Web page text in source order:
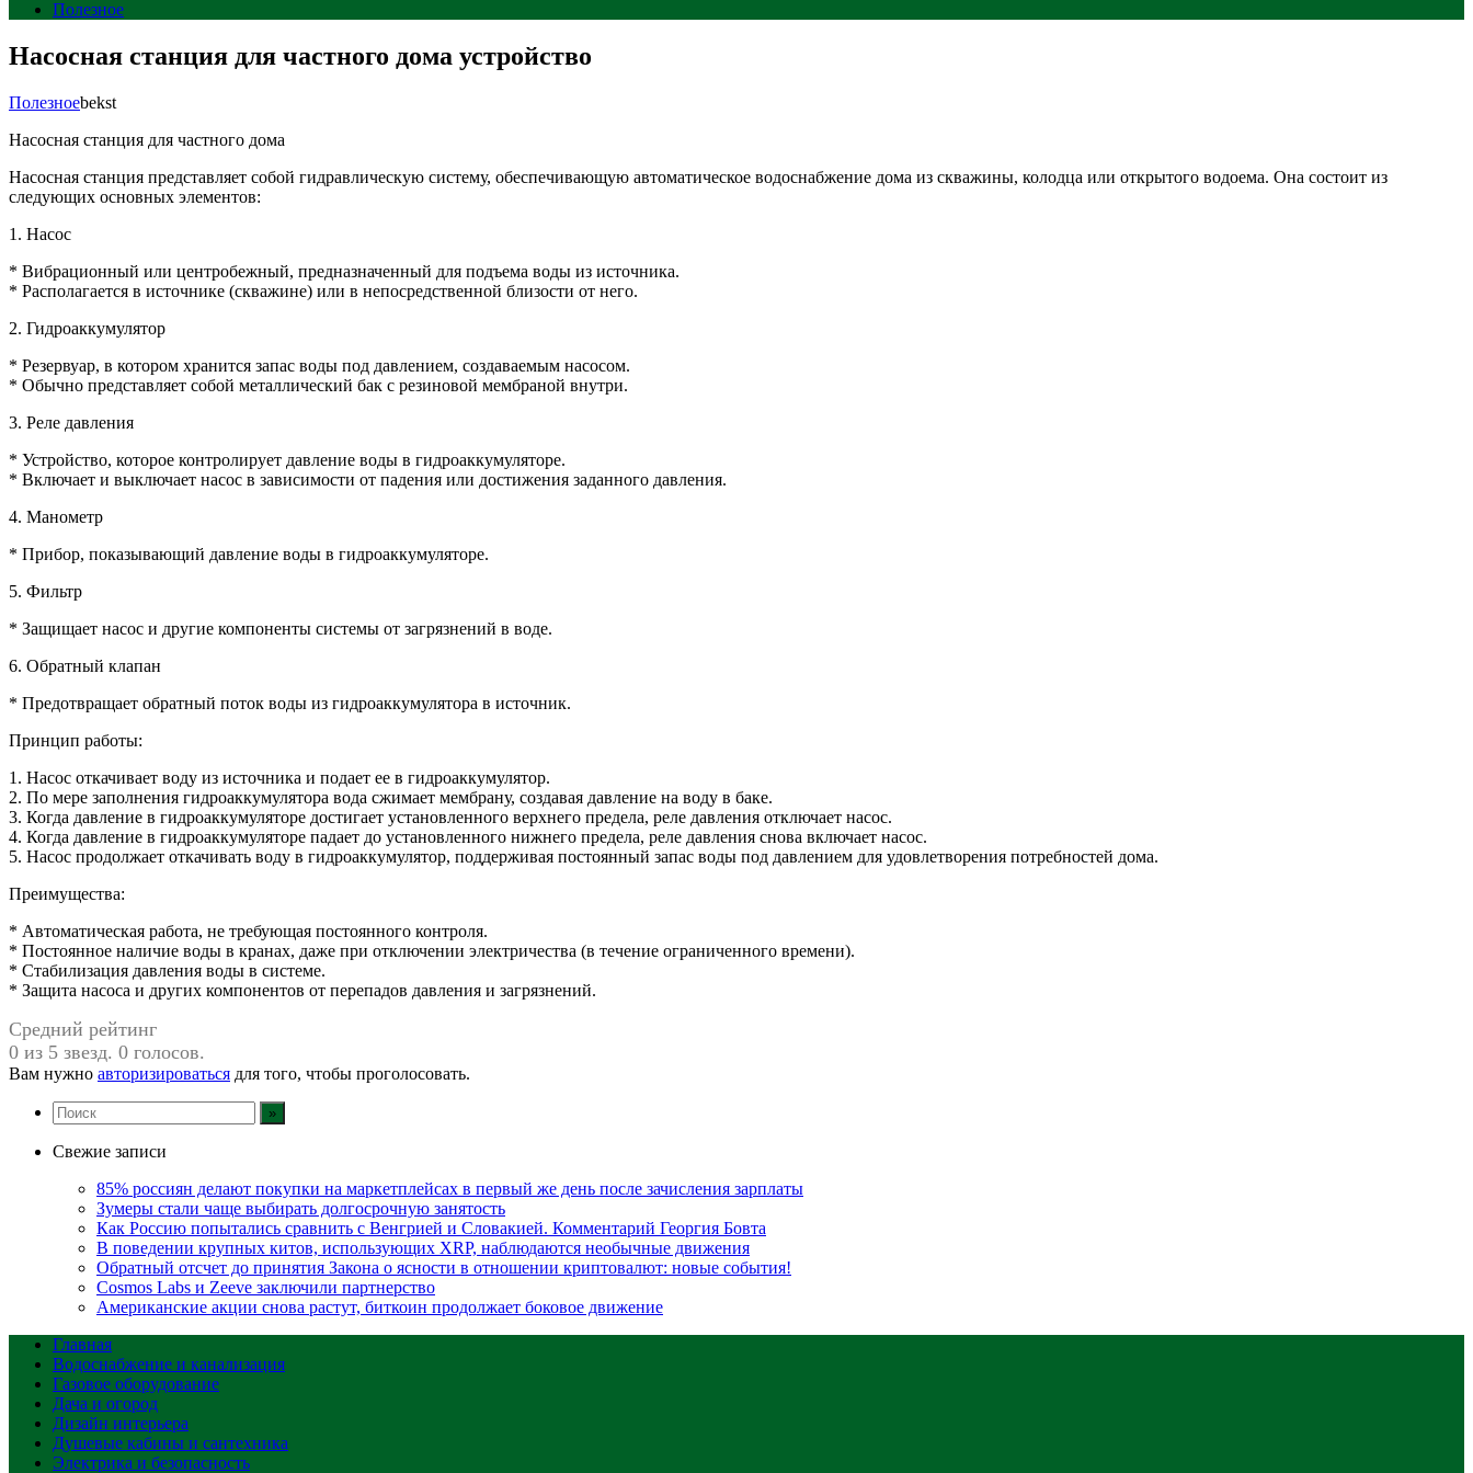
Полезное
Насосная станция для частного дома устройство
Полезноеbekst
Насосная станция для частного дома
Насосная станция представляет собой гидравлическую систему, обеспечивающую автоматическое водоснабжение дома из скважины, колодца или открытого водоема. Она состоит из
следующих основных элементов:
1. Насос
* Вибрационный или центробежный, предназначенный для подъема воды из источника.
* Располагается в источнике (скважине) или в непосредственной близости от него.
2. Гидроаккумулятор
* Резервуар, в котором хранится запас воды под давлением, создаваемым насосом.
* Обычно представляет собой металлический бак с резиновой мембраной внутри.
3. Реле давления
* Устройство, которое контролирует давление воды в гидроаккумуляторе.
* Включает и выключает насос в зависимости от падения или достижения заданного давления.
4. Манометр
* Прибор, показывающий давление воды в гидроаккумуляторе.
5. Фильтр
* Защищает насос и другие компоненты системы от загрязнений в воде.
6. Обратный клапан
* Предотвращает обратный поток воды из гидроаккумулятора в источник.
Принцип работы:
1. Насос откачивает воду из источника и подает ее в гидроаккумулятор.
2. По мере заполнения гидроаккумулятора вода сжимает мембрану, создавая давление на воду в баке.
3. Когда давление в гидроаккумуляторе достигает установленного верхнего предела, реле давления отключает насос.
4. Когда давление в гидроаккумуляторе падает до установленного нижнего предела, реле давления снова включает насос.
5. Насос продолжает откачивать воду в гидроаккумулятор, поддерживая постоянный запас воды под давлением для удовлетворения потребностей дома.
Преимущества:
* Автоматическая работа, не требующая постоянного контроля.
* Постоянное наличие воды в кранах, даже при отключении электричества (в течение ограниченного времени).
* Стабилизация давления воды в системе.
* Защита насоса и других компонентов от перепадов давления и загрязнений.
Средний рейтинг
0 из 5 звезд. 0 голосов.
Вам нужно авторизироваться для того, чтобы проголосовать.
Свежие записи
85% россиян делают покупки на маркетплейсах в первый же день после зачисления зарплаты
Зумеры стали чаще выбирать долгосрочную занятость
Как Россию попытались сравнить с Венгрией и Словакией. Комментарий Георгия Бовта
В поведении крупных китов, использующих XRP, наблюдаются необычные движения
Обратный отсчет до принятия Закона о ясности в отношении криптовалют: новые события!
Cosmos Labs и Zeeve заключили партнерство
Американские акции снова растут, биткоин продолжает боковое движение
Главная
Водоснабжение и канализация
Газовое оборудование
Дача и огород
Дизайн интерьера
Душевые кабины и сантехника
Электрика и безопасность